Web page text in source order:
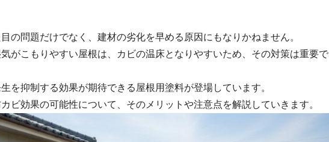
の問題だけでなく、建材の劣化を早める原因にもなりかねません。
がこもりやすい屋根は、カビの温床となりやすいため、その対策は重要で
を抑制する効果が期待できる屋根用塗料が登場しています。
ビ効果の可能性について、そのメリットや注意点を解説していきます。